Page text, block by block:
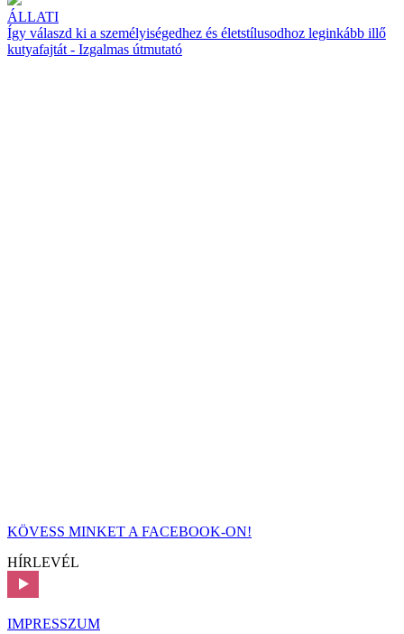
ÁLLATI
Így válaszd ki a személyiségedhez és életstílusodhoz leginkább illő
kutyafajtát - Izgalmas útmutató
KÖVESS MINKET A FACEBOOK-ON!
HÍRLEVÉL
IMPRESSZUM